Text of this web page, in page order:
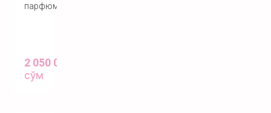
парфюм
2 050 000
сўм